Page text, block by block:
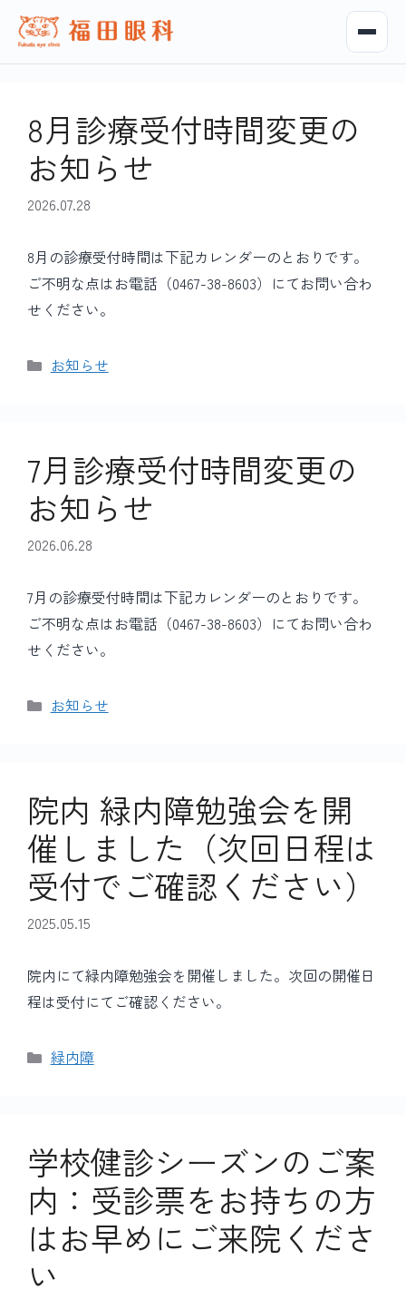
8月診療受付時間変更の
お知らせ
2026.07.28
8月の診療受付時間は下記カレンダーのとおりです。
ご不明な点はお電話（0467-38-8603）にてお問い合わ
せください。
カ
お知らせ
7月診療受付時間変更の
お知らせ
2026.06.28
7月の診療受付時間は下記カレンダーのとおりです。
ご不明な点はお電話（0467-38-8603）にてお問い合わ
せください。
カ
お知らせ
院内 緑内障勉強会を開
催しました（次回日程は
受付でご確認ください）
2025.05.15
院内にて緑内障勉強会を開催しました。次回の開催日
程は受付にてご確認ください。
カ
緑内障
学校健診シーズンのご案
内：受診票をお持ちの方
はお早めにご来院くださ
い